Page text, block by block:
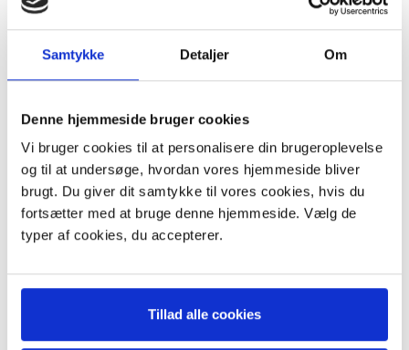
Samtykke Detaljer Om
Denne hjemmeside bruger cookies
Vi bruger cookies til at personalisere din brugeroplevelse
og til at undersøge, hvordan vores hjemmeside bliver
brugt. Du giver dit samtykke til vores cookies, hvis du
fortsætter med at bruge denne hjemmeside. Vælg de
typer af cookies, du accepterer.
Tillad alle cookies
Nilfisk apparatstik, grå
med jord (781046)
Model/varenr.: 781046
349,95 DKKm/Moms
39,00 til pakkehops. Fri fragt til
pakkeshop ved køb over 599,-
Original afbryder til Nilfisk
Alto Aero 20 & 25. Switch
1-0-2. 107404541
Model/varenr.: 9517936F83351
39,00 til pakkehops. Fri fragt til
pakkeshop ved køb over 599,-